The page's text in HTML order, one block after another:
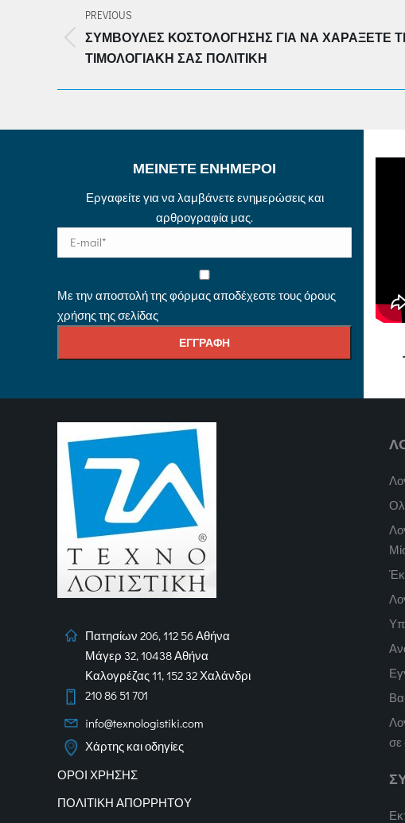
NAVIGATION
PREVIOUS
Previous
post:
ΣΥΜΒΟΥΛΈΣ ΚΟΣΤΟΛΌΓΗΣΗΣ ΓΙΑ ΝΑ ΧΑΡΆΞΕΤΕ
ΤΙΜΟΛΟΓΙΑΚΉ ΣΑΣ ΠΟΛΙΤΙΚΉ
ΜΕΙΝΕΤΕ ΕΝΗΜΕΡΟΙ
Εργαφείτε για να λαμβάνετε ενημερώσεις και
αρθρογραφία μας.
Με την αποστολή της φόρμας αποδέχεστε τους όρους
χρήσης της σελίδας
Πατησίων 206, 112 56 Αθήνα
Μάγερ 32, 10438 Αθήνα
Καλογρέζας 11, 152 32 Χαλάνδρι
210 86 51 701
info@texnologistiki.com
Χάρτης και οδηγίες
ΟΡΟΙ ΧΡΗΣΗΣ
ΠΟΛΙΤΙΚΗ ΑΠΟΡΡΗΤΟΥ
σε